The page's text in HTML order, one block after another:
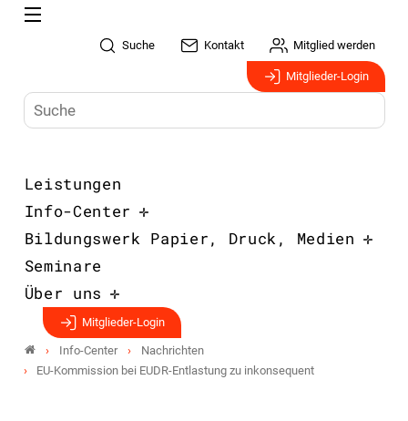
Suche Kontakt Mitglied werden
Mitglieder-Login
Leistungen
Info-Center
Bildungswerk Papier, Druck, Medien
Seminare
Über uns
Mitglieder-Login
Info-Center
Nachrichten
EU-Kommission bei EUDR-Entlastung zu inkonsequent